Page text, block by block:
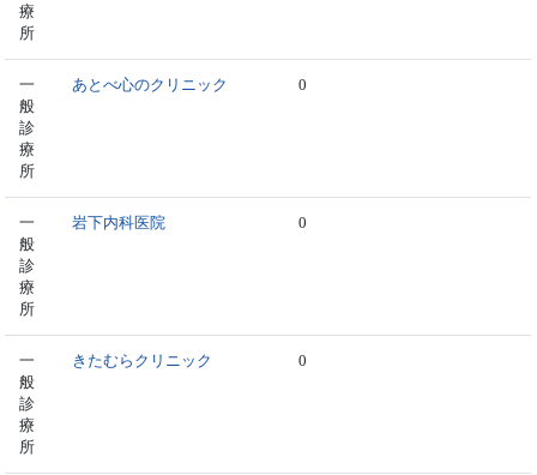
療
所
一
般
診
療
所
あとべ心のクリニック 0
一
般
診
療
所
岩下内科医院 0
一
般
診
療
所
きたむらクリニック 0